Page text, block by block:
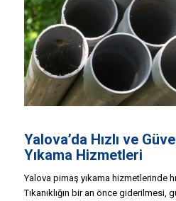
Yalova’da Hızlı ve
Yıkama Hizmetleri
Yalova pimaş yıkama hizmetlerinde
Tıkanıklığın bir an önce giderilmesi,